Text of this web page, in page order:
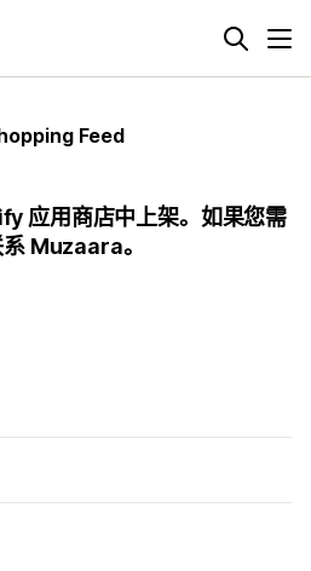
Feed
应用商店中上架。如果您需
Muzaara。